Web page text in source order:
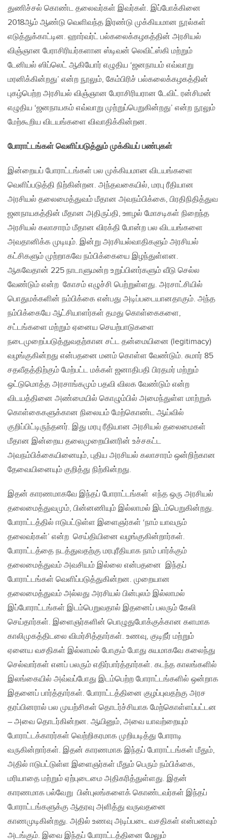
துணிச்சல் கொண்ட தலைவர்கள் இவர்கள். இப்போக்கினை
2018ஆம் ஆண்டு வெளிவந்த இரண்டு முக்கியமான நூல்கள்
எடுத்துக்காட்டின. ஹார்வர்ட் பல்கலைக்கழகத்தின் அரசியல்
விஞ்ஞான பேராசிரியர்களான ஸ்டிவன் லெவிட்ஸ்கி மற்றும்
டேனியல் ஸிப்லெட் ஆகியோர் எழுதிய ‘ஜனநாயம் எவ்வாறு
மரனிக்கின்றது’ என்ற நூலும், கேம்பிரிச் பல்கலைக்கழகத்தின்
புகழ்பெற்ற அரசியல் விஞ்ஞான பேராசிரியரான டேவிட் ரன்சிமன்
எழுதிய ‘ஜனநாயகம் எவ்வாறு முற்றுப்பெறுகின்றது’ என்ற நூலும்
மேற்கூறிய விடயங்களை விவாதிக்கின்றன.
போராட்டங்கள் வெளிப்படுத்தும் முக்கியப் பண்புகள்
இன்றையப் போராட்டங்கள் பல முக்கியமான விடயங்களை
வெளிப்படுத்தி நிற்கின்றன. அந்தவகையில், மரபு ரீதியான
அரசியல் தலைமைத்துவம் மீதான அவநம்பிக்கை, பிரதிநிதித்துவ
ஜனநாயகத்தின் மீதான அதிருப்தி, ஊழல் மோசடிகள் நிறைந்த
அரசியல் கலாசாரம் மீதான விரக்தி போன்ற பல விடயங்களை
அவதானிக்க முடியும். இன்று அரசியல்வாதிகளும் அரசியல்
கட்சிகளும் முற்றாகவே நம்பிக்கையை இழந்துள்ளன.
ஆகவேதான் 225 நாடாளுமன்ற உறுப்பினர்களும் வீடு செல்ல
வேண்டும் என்ற கோசம் எழுச்சி பெற்றுள்ளது. அரசாட்சியில்
பொதுமக்களின் நம்பிக்கை என்பது அடிப்படையானதாகும். அந்த
நம்பிக்கையே ஆட்சியாளர்கள் தமது கொள்கைகளை,
சட்டங்களை மற்றும் ஏனைய செயற்பாடுகளை
நடைமுறைப்படுத்துவதற்கான சட்ட தன்மையினை (legitimacy)
வழங்குகின்றது என்பதனை மனம் கொள்ள வேண்டும். சுமார் 85
சதவீதத்திற்கும் மேற்பட்ட மக்கள் ஜனாதிபதி பிரதமர் மற்றும்
ஒட்டுமொத்த அரசாங்கமும் பதவி விலக வேண்டும் என்ற
விடயத்தினை அண்மையில் கொழும்பில் அமைந்துள்ள மாற்றுக்
கொள்கைகளுக்கான நிலையம் மேற்கொண்ட ஆய்வில்
குறிப்பிட்டிருந்தனர். இது மரபு ரீதியான அரசியல் தலைமைகள்
மீதான இன்றைய தலைமுறையினரின் உச்சகட்ட
அவநம்பிக்கையினையும், புதிய அரசியல் கலாசாரம் ஒன்றிற்கான
தேவையினையும் குறித்து நிற்கின்றது.
இதன் காரணமாகவே இந்தப் போராட்டங்கள் எந்த ஒரு அரசியல்
தலைமைத்துவமும், பின்னணியும் இல்லாமல் இடம்பெறுகின்றது.
போராட்டத்தில் ஈடுபட்டுள்ள இளைஞர்கள் ‘நாம் யாவரும்
தலைவர்கள்’ என்ற செய்தியினை வழங்குகின்றார்கள்.
போராட்டத்தை நடத்துவதற்கு மரபுரீதியாக நாம் பார்க்கும்
தலைமைத்துவம் அவசியம் இல்லை என்பதனை இந்தப்
போராட்டங்கள் வெளிப்படுத்துகின்றன. முறையான
தலைமைத்துவம் அல்லது அரசியல் பின்புலம் இல்லாமல்
இப்போராட்டங்கள் இடம்பெறுவதால் இதனைப் பலரும் கேலி
செய்தார்கள். இளைஞர்களின் பொழுதுபோக்குக்கான களமாக
காலிமுகத்திடலை விமர்சித்தார்கள். உணவு, குடிநீர் மற்றும்
ஏனைய வசதிகள் இல்லாமல் போகும் போது சுயமாகவே கலைந்து
செல்வார்கள் எனப் பலரும் எதிர்பார்த்தார்கள். கடந்த காலங்களில்
இலங்கையில் அவ்வப்போது இடம்பெற்ற போராட்டங்களில் ஒன்றாக
இதனைப் பார்த்தார்கள். போராட்டத்தினை குழப்புவதற்கு அரச
தரப்பினரால் பல முயற்சிகள் தொடர்ச்சியாக மேற்கொள்ளப்பட்டன
– அவை தொடர்கின்றன. ஆயினும், அவை யாவற்றையும்
போராட்டக்காரர்கள் வெற்றிகரமாக முறியடித்து போராடி
வருகின்றார்கள். இதன் காரணமாக இந்தப் போராட்டங்கள் மீதும்,
அதில் ஈடுபட்டுள்ள இளைஞர்கள் மீதும் பெரும் நம்பிக்கை,
மரியாதை மற்றும் ஏற்புடைமை அதிகரித்துள்ளது. இதன்
காரணமாக பல்வேறு பின்புலங்களைக் கொண்டவர்கள் இந்தப்
போராட்டங்களுக்கு ஆதரவு அளித்து வருவதனை
காணமுடிகின்றது. அதில் உணவு அடிப்படை வசதிகள் என்பனவும்
அடங்கும். இவை இந்தப் போராட்டத்தினை மேலும்